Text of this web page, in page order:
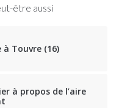
être aussi
Touvre (16)
à propos de l’aire